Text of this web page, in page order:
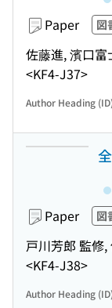
Paper 図
佐藤進, 濱口
<KF4-J37>
Author Heading
Paper 図
戸川芳郎 監修
<KF4-J38>
Author Heading